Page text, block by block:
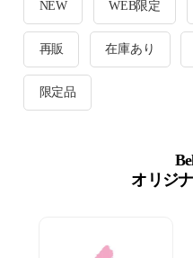
NEW WEB限定
再販 在庫あり
限定品
オリジ